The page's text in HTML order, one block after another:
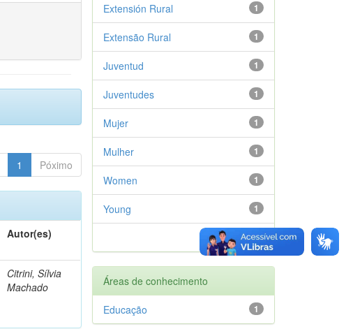
1 Póximo
Autor(es)
Citrini, Sílvia
Machado
1
Extensión Rural
1
Extensão Rural
1
Juventud
1
Juventudes
1
Mujer
1
Mulher
1
Women
1
Young
próximo >
Áreas de conhecimento
1
Educação